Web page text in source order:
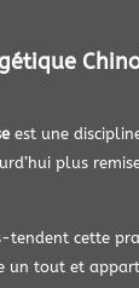
est une
plus
tendent cette
un tout et